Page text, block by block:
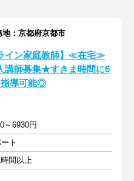
：京都府京都市
イン家庭教師】≪在宅≫
講師募集★すきま時間に6
指導可能◎
～6930円
ト
間以上